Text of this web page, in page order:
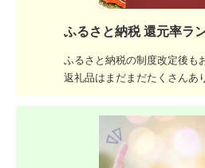
ふるさと納税 還元率ラ
ふるさと納税の制度改定後も
返礼品はまだまだたくさんあ